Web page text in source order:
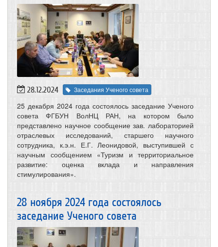
28.12.2024 Заседания Ученого совета
25 декабря 2024 года состоялось заседание Ученого
совета ФГБУН ВолНЦ РАН, на котором было
представлено научное сообщение зав. лабораторией
отраслевых исследований, старшего научного
сотрудника, к.э.н. Е.Г. Леонидовой, выступившей с
научным сообщением «Туризм и территориальное
развитие: оценка вклада и направления
стимулирования».
28 ноября 2024 года состоялось
заседание Ученого совета